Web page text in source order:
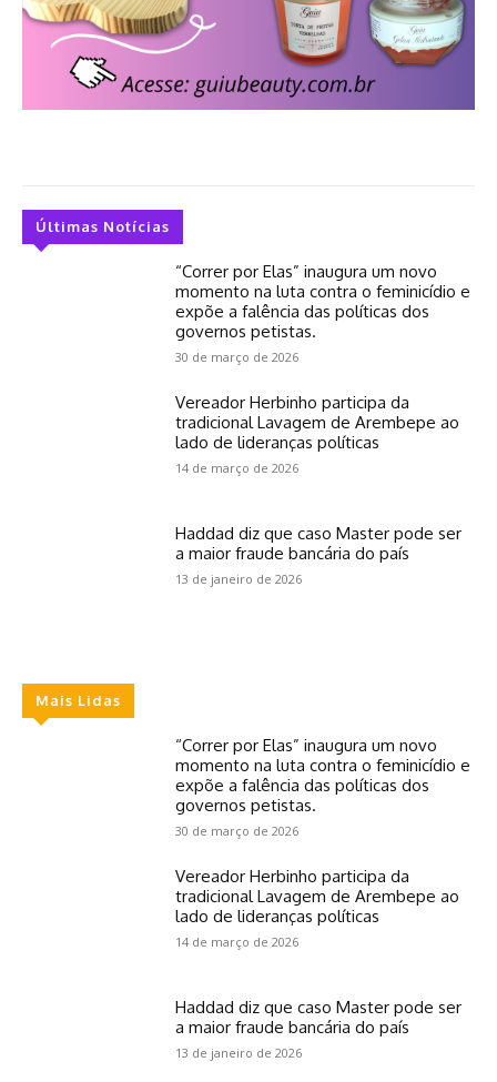
Últimas Notícias
“Correr por Elas” inaugura um novo
momento na luta contra o feminicídio e
expõe a falência das políticas dos
governos petistas.
30 de março de 2026
Vereador Herbinho participa da
tradicional Lavagem de Arembepe ao
lado de lideranças políticas
14 de março de 2026
Haddad diz que caso Master pode ser
a maior fraude bancária do país
13 de janeiro de 2026
Mais Lidas
“Correr por Elas” inaugura um novo
momento na luta contra o feminicídio e
expõe a falência das políticas dos
governos petistas.
30 de março de 2026
Vereador Herbinho participa da
tradicional Lavagem de Arembepe ao
lado de lideranças políticas
14 de março de 2026
Haddad diz que caso Master pode ser
a maior fraude bancária do país
13 de janeiro de 2026